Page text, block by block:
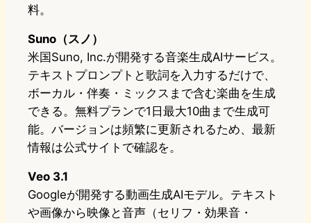
料。
Suno（スノ）
米国Suno, Inc.が開発する音楽生成AIサービス。
テキストプロンプトと歌詞を入力するだけで、
ボーカル・伴奏・ミックスまで含む楽曲を生成
できる。無料プランで1日最大10曲まで生成可
能。バージョンは頻繁に更新されるため、最新
情報は公式サイトで確認を。
Veo 3.1
Googleが開発する動画生成AIモデル。テキスト
や画像から映像と音声（セリフ・効果音・